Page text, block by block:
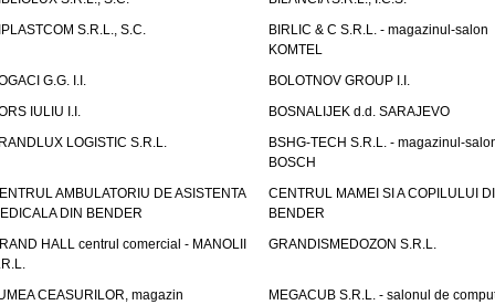
S.R.L., S.C.
BIRLIC & C S.R.L. - magazinul-salon
KOMTEL
G.G. I.I.
BOLOTNOV GROUP I.I.
IULIU I.I.
BOSNALIJEK d.d. SARAJEVO
LOGISTIC S.R.L.
BSHG-TECH S.R.L. - magazinul-
BOSCH
AMBULATORIU DE ASISTENTA
DIN BENDER
CENTRUL MAMEI SI A COPILULUI
BENDER
HALL centrul comercial - MANOLII
GRANDISMEDOZON S.R.L.
CEASURILOR, magazin
MEGACUB S.R.L. - salonul de